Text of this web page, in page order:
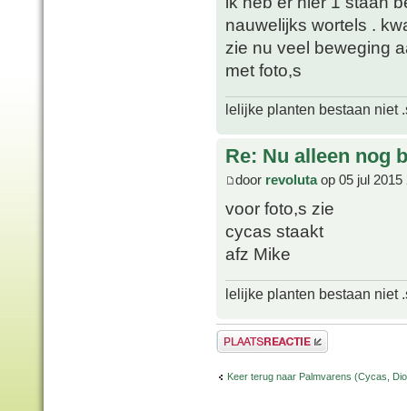
nauwelijks wortels .
zie nu veel beweging
met foto,s
lelijke planten bestaan niet
Re: Nu alleen nog
door revolutaop 05 jul 2015
voor foto,s zie
cycas staakt
afz Mike
lelijke planten bestaan niet
Plaats een reactie
Keer terug naar Palmvarens (Cycas,